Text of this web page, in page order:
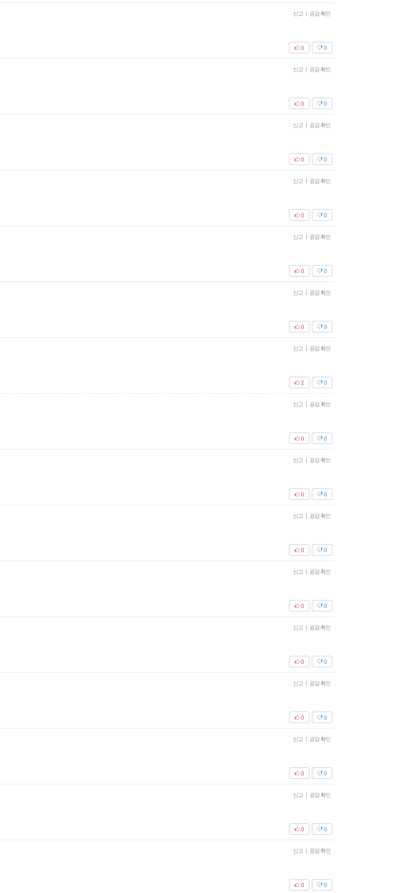
신고 | 공감 확인
0
0
신고 | 공감 확인
0
0
신고 | 공감 확인
0
0
신고 | 공감 확인
0
0
신고 | 공감 확인
0
0
신고 | 공감 확인
0
0
신고 | 공감 확인
0
2
신고 | 공감 확인
0
0
신고 | 공감 확인
0
0
신고 | 공감 확인
0
0
신고 | 공감 확인
0
0
신고 | 공감 확인
0
0
신고 | 공감 확인
0
0
신고 | 공감 확인
0
0
신고 | 공감 확인
0
0
신고 | 공감 확인
0
0